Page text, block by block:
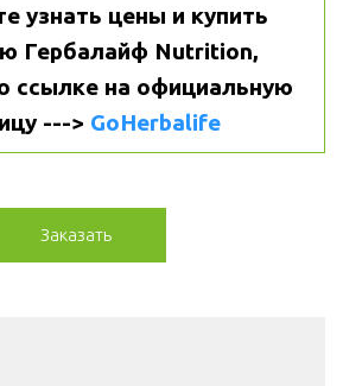
узнать цены и купить
Гербалайф Nutrition,
ссылке на официальную
---> GoHerbalife
Заказать